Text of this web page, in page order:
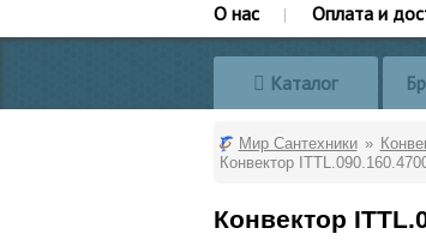
О нас Оплата и
Каталог
Мир Сантехники
Конвектор
Конвектор